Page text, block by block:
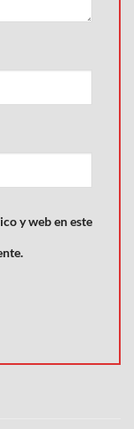
y web en este